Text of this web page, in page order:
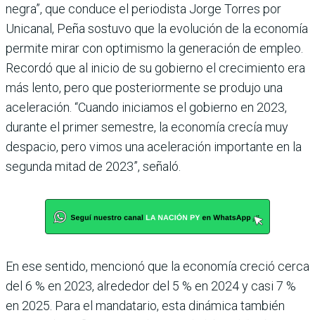
negra”, que conduce el periodista Jorge Torres por
Unicanal, Peña sostuvo que la evolución de la economía
permite mirar con optimismo la generación de empleo.
Recordó que al inicio de su gobierno el crecimiento era
más lento, pero que posterior­mente se produjo una
acele­ración. “Cuando iniciamos el gobierno en 2023,
durante el primer semestre, la econo­mía crecía muy
despacio, pero vimos una aceleración impor­tante en la
segunda mitad de 2023”, señaló.
En ese sentido, mencionó que la economía creció cerca
del 6 % en 2023, alrededor del 5 % en 2024 y casi 7 %
en 2025. Para el mandatario, esta dinámica también